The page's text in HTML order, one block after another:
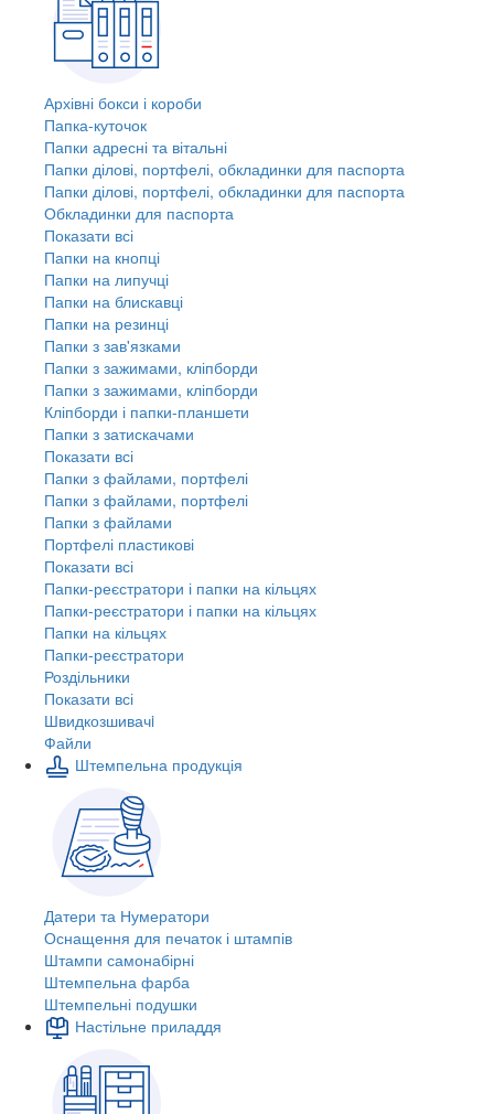
Архівні бокси і короби
Папка-куточок
Папки адресні та вітальні
Папки ділові, портфелі, обкладинки для паспорта
Папки ділові, портфелі, обкладинки для паспорта
Обкладинки для паспорта
Показати всі
Папки на кнопці
Папки на липучці
Папки на блискавці
Папки на резинці
Папки з зав'язками
Папки з зажимами, кліпборди
Папки з зажимами, кліпборди
Кліпборди і папки-планшети
Папки з затискачами
Показати всі
Папки з файлами, портфелі
Папки з файлами, портфелі
Папки з файлами
Портфелі пластикові
Показати всі
Папки-реєстратори і папки на кільцях
Папки-реєстратори і папки на кільцях
Папки на кільцях
Папки-реєстратори
Роздільники
Показати всі
Швидкозшивачi
Файли
Штемпельна продукція
Датери та Нумератори
Оснащення для печаток і штампів
Штампи самонабірні
Штемпельна фарба
Штемпельні подушки
Настільне приладдя